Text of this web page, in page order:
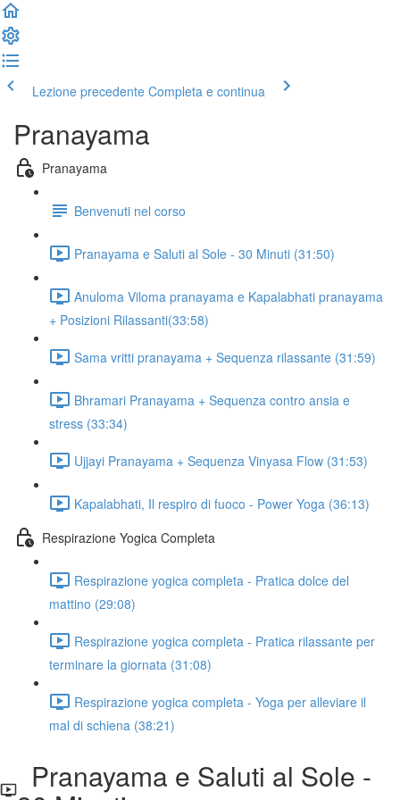
Lezione precedente Completa e continua
Pranayama
Pranayama
Benvenuti nel corso
Pranayama e Saluti al Sole - 30 Minuti (31:50)
Anuloma Viloma pranayama e Kapalabhati pranayama
+ Posizioni Rilassanti​ (33:58)
Sama vritti pranayama + Sequenza rilassante (31:59)
Bhramari Pranayama + Sequenza contro ansia e
stress (33:34)
Ujjayi Pranayama + Sequenza Vinyasa Flow (31:53)
Kapalabhati, Il respiro di fuoco - Power Yoga (36:13)
Respirazione Yogica Completa
Respirazione yogica completa - Pratica dolce del
mattino (29:08)
Respirazione yogica completa - Pratica rilassante per
terminare la giornata (31:08)
Respirazione yogica completa - Yoga per alleviare il
mal di schiena (38:21)
Pranayama e Saluti al Sole -